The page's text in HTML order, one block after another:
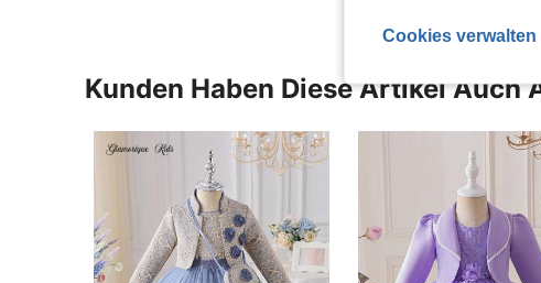
Kunden Haben Diese Artikel Auch
Cookies verwalten